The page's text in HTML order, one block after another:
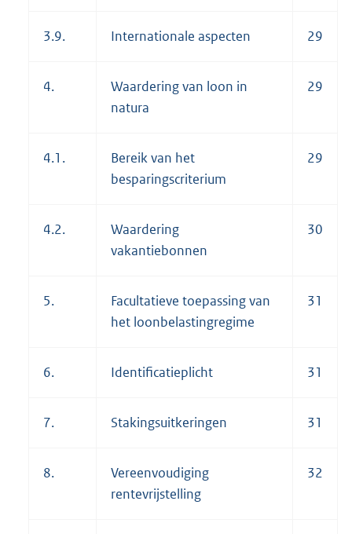
3.9. Internationale aspecten 29
4.
Waardering van loon in
natura
29
4.1.
Bereik van het
besparingscriterium
29
4.2.
Waardering
vakantiebonnen
30
5.
Facultatieve toepassing van
het loonbelastingregime
31
6. Identificatieplicht 31
7. Stakingsuitkeringen 31
8.
Vereenvoudiging
rentevrijstelling
32